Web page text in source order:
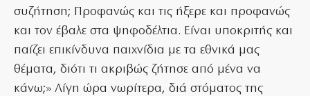
συζήτηση; Προφανώς και τις ήξερε και προφανώς
και τον έβαλε στα ψηφοδέλτια. Είναι υποκριτής και
παίζει επικίνδυνα παιχνίδια με τα εθνικά μας
θέματα, διότι τι ακριβώς ζήτησε από μένα να
κάνω;» Λίγη ώρα νωρίτερα, διά στόματος της